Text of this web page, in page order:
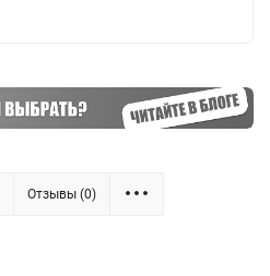
Отзывы (0)